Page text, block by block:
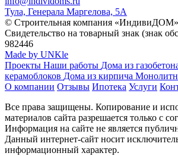
Тула, Генерала Маргелова, 5А
© Строительная компания
Свидетельство на товарный знак (знак
982446
Made by UNKle
Проекты Наши работы Дома из
керамоблоков Дома из кирпича
О компании Отзывы Ипотека Услуги
Все права защищены. Копирование и
материалов сайта разрешается только с
Информация на сайте не является
Данный интернет-сайт носит
информационный характер.